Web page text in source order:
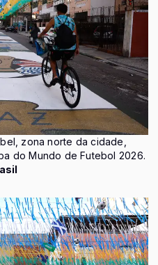
zona norte da cidade,
do Mundo de Futebol 2026.